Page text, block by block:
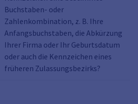
Buchstaben- oder
Zahlenkombination, z. B. Ihre
Anfangsbuchstaben, die Abkürzung
Ihrer Firma oder Ihr Geburtsdatum
oder auch die Kennzeichen eines
früheren Zulassungsbezirks?